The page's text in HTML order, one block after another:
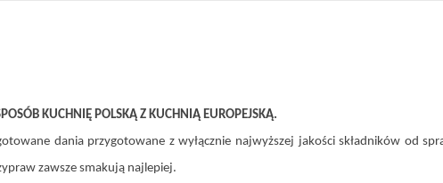
KUCHNIĘ POLSKĄ Z KUCHNIĄ EUROPEJSKĄ.
dania przygotowane z wyłącznie najwyższej jakości składników od
i przypraw zawsze smakują najlepiej.